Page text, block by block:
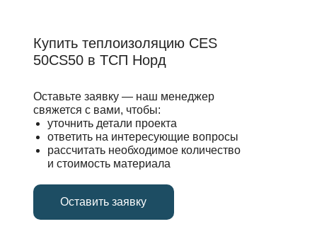
Оставьте заявку — наш менеджер
свяжется с вами, чтобы:
уточнить детали проекта
ответить на интересующие вопросы
рассчитать необходимое количество
и стоимость материала
Купить теплоизоляцию CES
50CS50 в ТСП Норд
Оставить заявку